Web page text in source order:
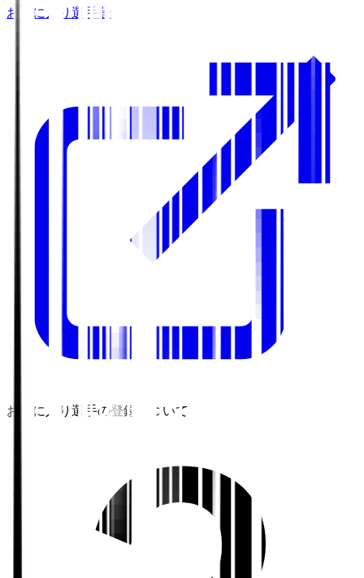
お気に入り選手登録
お気に入り選手の登録について